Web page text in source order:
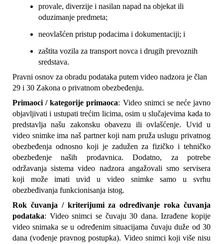
provale, diverzije i nasilan napad na objekat ili
oduzimanje predmeta;
neovlašćen pristup podacima i dokumentaciji; i
zaštita vozila za transport novca i drugih prevoznih
sredstava.
Pravni osnov za obradu podataka putem video nadzora je član
29 i 30 Zakona o privatnom obezbeđenju.
Primaoci / kategorije primaoca: Video snimci se neće javno
objavljivati i ustupati trećim licima, osim u slučajevima kada to
predstavlja našu zakonsku obavezu ili ovlašćenje. Uvid u
video snimke ima naš partner koji nam pruža uslugu privatnog
obezbeđenja odnosno koji je zadužen za fizičko i tehničko
obezbeđenje naših prodavnica. Dodatno, za potrebe
održavanja sistema video nadzora angažovali smo servisera
koji može imati uvid u video snimke samo u svrhu
obezbeđivanja funkcionisanja istog.
Rok čuvanja / kriterijumi za određivanje roka čuvanja
podataka: Video snimci se čuvaju 30 dana. Izrađene kopije
video snimaka se u određenim situacijama čuvaju duže od 30
dana (vođenje pravnog postupka). Video snimci koji više nisu